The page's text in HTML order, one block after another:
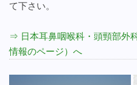
て下さい。
⇒ 日本耳鼻咽喉科・頭頸部外
情報のページ）へ